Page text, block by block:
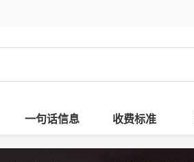
一句话信息 收费标准